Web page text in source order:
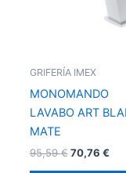
GRIFERÍA IMEX
MONOMANDO
LAVABO ART
MATE
95,59€ 70,76 €